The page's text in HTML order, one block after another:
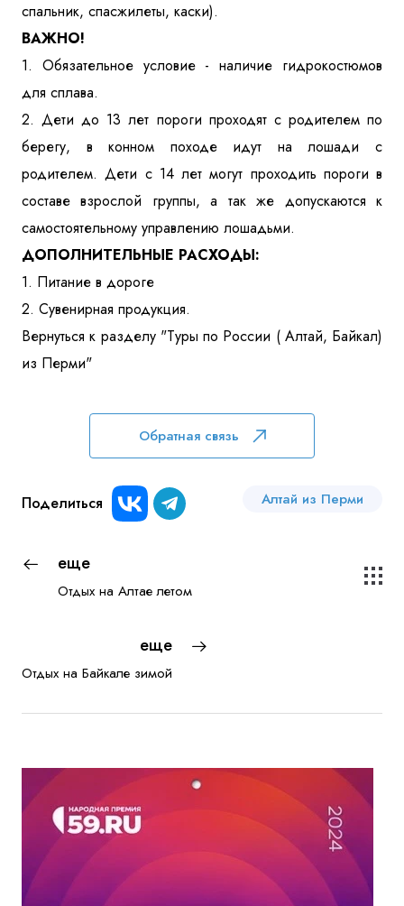
спальник, спасжилеты, каски).
ВАЖНО!
1. Обязательное условие - наличие гидрокостюмов
для сплава.
2. Дети до 13 лет пороги проходят с родителем по
берегу, в конном походе идут на лошади с
родителем. Дети с 14 лет могут проходить пороги в
составе взрослой группы, а так же допускаются к
самостоятельному управлению лошадьми.
ДОПОЛНИТЕЛЬНЫЕ РАСХОДЫ:
1. Питание в дороге
2. Сувенирная продукция.
Вернуться к разделу "Туры по России ( Алтай, Байкал)
из Перми"
Обратная связь
Поделиться Алтай из Перми
еще
Отдых на Алтае летом
еще
Отдых на Байкале зимой